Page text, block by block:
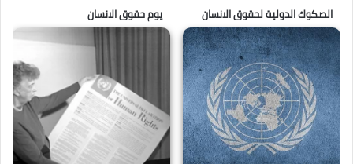
الصكوك الدولية لحقوق الانسان يوم حقوق الانسان